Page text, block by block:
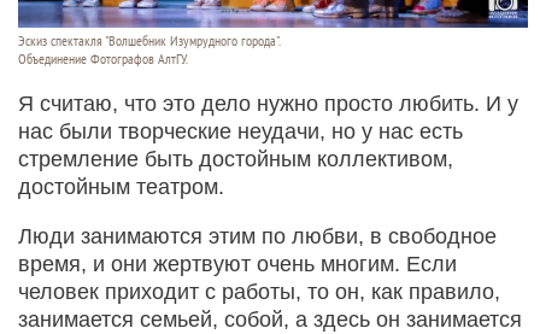
Эскиз спектакля "Волшебник Изумрудного города".
Объединение Фотографов АлтГУ.
Я считаю, что это дело нужно просто любить. И у
нас были творческие неудачи, но у нас есть
стремление быть достойным коллективом,
достойным театром.
Люди занимаются этим по любви, в свободное
время, и они жертвуют очень многим. Если
человек приходит с работы, то он, как правило,
занимается семьей, собой, а здесь он занимается